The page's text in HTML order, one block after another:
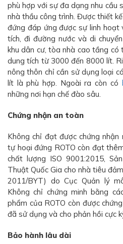
phù hợp với sự đa dạng nhu cầu
nhà thầu công trình. Được thiết
đứng đáp ứng được sự linh hoạt
tích, đi đường nước và di
khu dân cư, tòa nhà cao tầng
dung tích từ 3000 đến 8000 lít.
nông thôn chỉ cần sử dụng loại
lít là phù hợp. Ngoài ra còn có
những nơi hạn chế đào sâu.
Chứng nhận an toàn
Không chỉ đạt được chứng
tự hoại đứng ROTO còn đạt
chất lượng ISO 9001:2015,
Thuật Quốc Gia cho nhà tiêu
2011/BYT) do Cục Quản lý
Không chỉ chứng minh bằng
phẩm của ROTO còn được
đã sử dụng và cho phản hồi cực
Bảo hành lâu dài